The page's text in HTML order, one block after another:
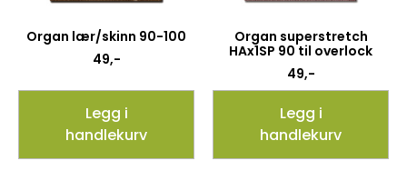
Organ lær/skinn 90-100
49,-
Legg i
handlekurv
Organ superstretch
HAx1SP 90 til overlock
49,-
Legg i
handlekurv